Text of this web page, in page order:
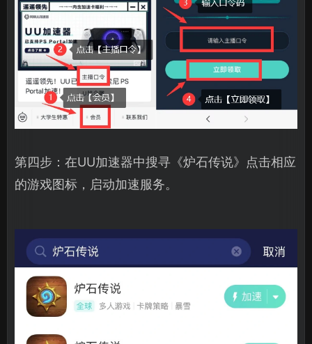
第四步：在UU加速器中搜寻《炉石传说》点击相应
的游戏图标，启动加速服务。